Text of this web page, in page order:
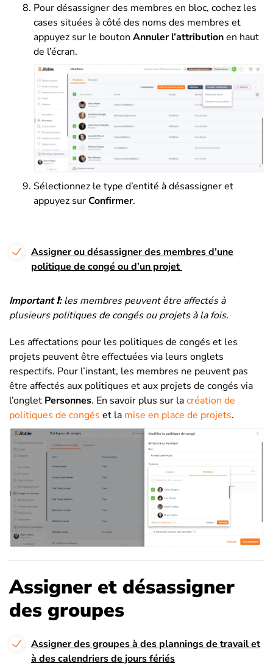
Pour désassigner des membres en bloc, cochez les
cases situées à côté des noms des membres et
appuyez sur le bouton Annuler l’attributionen haut
de l’écran.
Sélectionnez le type d’entité à désassigner et
appuyez surConfirmer.
Assigner ou désassigner des membres d’une
politique de congé ou d’un projet
Important ❗:les membres peuvent être affectés à
plusieurs politiques de congés ou projets à la fois.
Les affectations pour les politiques de congés et les
projets peuvent être effectuées via leurs onglets
respectifs. Pour l’instant, les membres ne peuvent pas
être affectés aux politiques et aux projets de congés via
l’onglet Personnes. En savoir plus sur lacréation de
politiques de congés et la mise en place de projets.
Assigner et désassigner
des groupes
Assigner des groupes à des plannings de travail et
à des calendriers de jours fériés